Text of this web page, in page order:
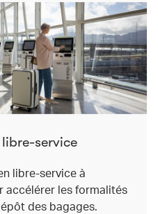
service
libre-service à
accélérer les formalités
des bagages.